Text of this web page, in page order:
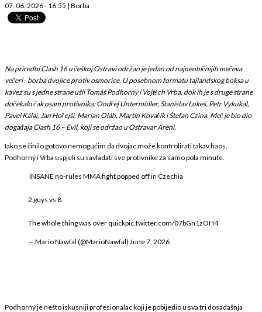
07. 06. 2026 - 16:55 | Borba
Na priredbi Clash 16 u češkoj Ostravi održan je jedan od najneobičnijih mečeva
večeri - borba dvojice protiv osmorice. U posebnom formatu tajlandskog boksa u
kavez su s jedne strane ušli Tomáš Podhorný i Vojtěch Vrba, dok ih je s druge strane
dočekalo čak osam protivnika: Ondřej Untermüller, Stanislav Lukeš, Petr Vykukal,
Pavel Kálai, Jan Hořejší, Marian Oláh, Martin Kovařík i Štefan Czina. Meč je bio dio
događaja Clash 16 – Evil, koji se održao u Ostravar Areni.
Iako se činilo gotovo nemogućim da dvojac može kontrolirati takav haos,
Podhorný i Vrba uspjeli su savladati sve protivnike za samo pola minute.
INSANE no-rules MMA fight popped off in Czechia
2 guys vs 8.
The whole thing was over quickpic.twitter.com/07bGn1zOH4
— Mario Nawfal (@MarioNawfal) June 7, 2026
Podhorný je nešto iskusniji profesionalac koji je pobijedio u sva tri dosadašnja